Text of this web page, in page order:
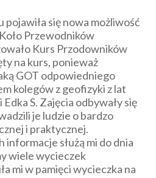
pojawiła się nowa możliwość
Przewodników
Kurs Przodowników
na kurs, ponieważ
GOT odpowiedniego
kolegów z geofizyki z lat
S. Zajęcia odbywały się
je ludzie o bardzo
i praktycznej.
informacje służą mi do dnia
wiele wycieczek
mi w pamięci wycieczka na